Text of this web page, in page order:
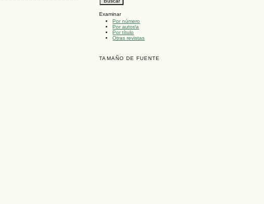
Examinar
Por número
Por autor/a
Por título
Otras revistas
TAMAÑO DE FUENTE